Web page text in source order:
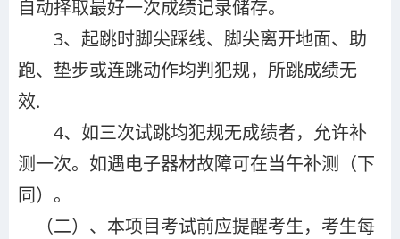
自动择取最好一次成绩记录储存。
3、起跳时脚尖踩线、脚尖离开地面、助
跑、垫步或连跳动作均判犯规，所跳成绩无
效.
4、如三次试跳均犯规无成绩者，允许补
测一次。如遇电子器材故障可在当午补测（下
同）。
（二）、本项目考试前应提醒考生，考生每